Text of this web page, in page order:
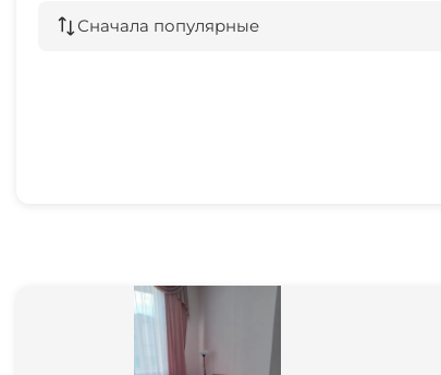
Сначала популярные